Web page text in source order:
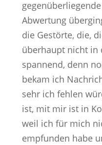
Abwertung
die Gestörte, die,
überhaupt nicht in
spannend, denn
bekam ich
sehr ich fehlen
ist, mit mir ist in
weil ich für mich
empfunden habe